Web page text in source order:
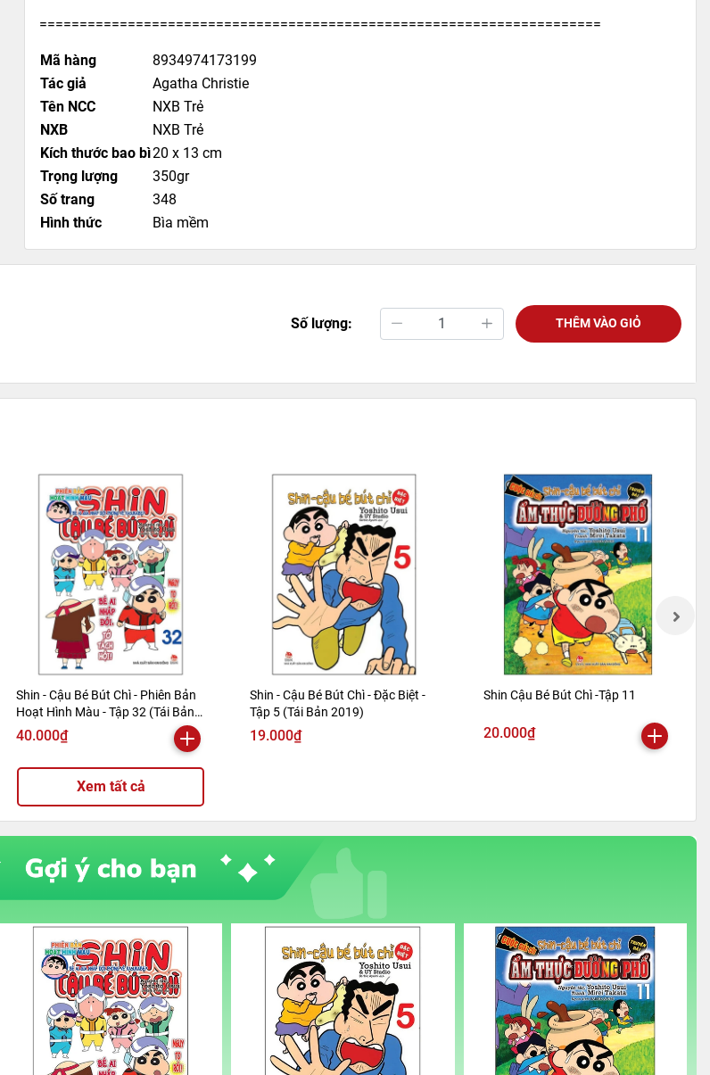
======================================================================
Mã hàng
8934974173199
Tác giả
Agatha Christie
Tên NCC
NXB Trẻ
NXB
NXB Trẻ
Kích thước bao bì20 x 13 cm
Trọng lượng
350gr
Số trang
348
Hình thức
Bìa mềm
Số lượng: THÊM VÀO GIỎ
Shin - Cậu Bé Bút Chì - Phiên Bản
Hoạt Hình Màu - Tập 32 (Tái Bản
2019)
40.000₫
Shin - Cậu Bé Bút Chì - Đặc Biệt -
Tập 5 (Tái Bản 2019)
19.000₫
Shin Cậu Bé Bút Chì -Tập 11
20.000₫
Xem tất cả